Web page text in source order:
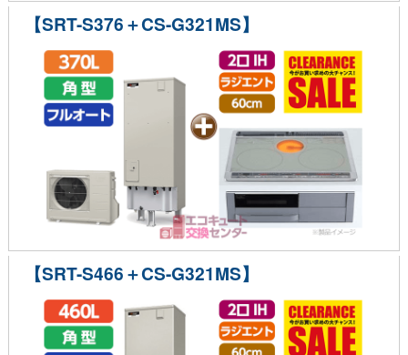
【SRT-S376＋CS-G321MS】
【SRT-S466＋CS-G321MS】